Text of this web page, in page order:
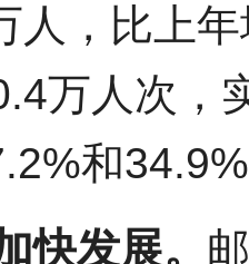
人，比上
万人次，
和
快发展。